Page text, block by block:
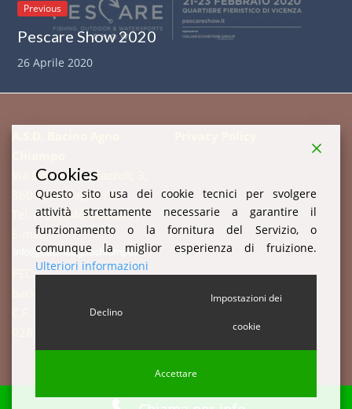
Previous
Pescare Show 2020
26 Aprile 2020
Via Don Enrico Tazzoli, 3,
36078 Valdagno (VI)
Tel. (+39) 348 003 3857
E-mail:
C.F. 94003520247 P.IVA:
Cookies
Questo sito usa dei cookie tecnici per svolgere
attività strettamente necessarie a garantire il
funzionamento o la fornitura del Servizio, o
comunque la miglior esperienza di fruizione.
Ulteriori informazioni
Declino
Impostazioni dei
cookie
Accettare